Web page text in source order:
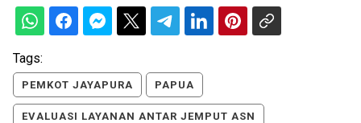
Tags:
PEMKOT JAYAPURA PAPUA
EVALUASI LAYANAN ANTAR JEMPUT ASN